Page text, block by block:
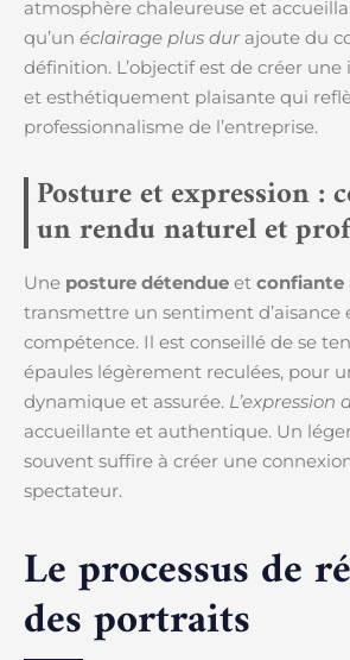
atmosphère chaleureuse et
qu’un éclairage plus dur ajoute du
définition. L’objectif est de créer
et esthétiquement plaisante qui
professionnalisme de l’entreprise.
Posture et expression :
un rendu naturel et
Une posture détendue et confiante
transmettre un sentiment d’aisance
compétence. Il est conseillé de se
épaules légèrement reculées, pour
dynamique et assurée. L’expression
accueillante et authentique. Un
souvent suffire à créer une
spectateur.
Le processus de
des portraits